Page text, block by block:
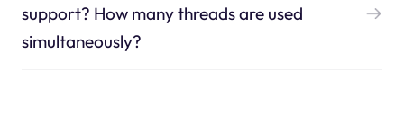
support? How many threads are used
simultaneously?